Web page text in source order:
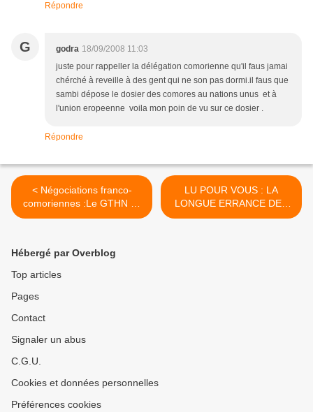
Répondre
G godra 18/09/2008 11:03
juste pour rappeller la délégation comorienne qu'il faus jamai
chérché à reveille à des gent qui ne son pas dormi.il faus que
sambi dépose le dosier des comores au nations unus et à
l'union eropeenne voila mon poin de vu sur ce dosier .
Répondre
< Négociations franco-
comoriennes :Le GTHN se
réunit à Mayotte pour son
LU POUR VOUS : LA
LONGUE ERRANCE DES
SOLDATS DE BACAR >
Hébergé par Overblog
Top articles
Pages
Contact
Signaler un abus
C.G.U.
Cookies et données personnelles
Préférences cookies